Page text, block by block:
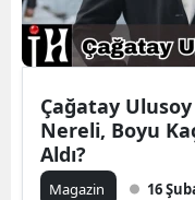
Çağatay Ulusoy
Nereli, Boyu
Aldı?
Magazin 16